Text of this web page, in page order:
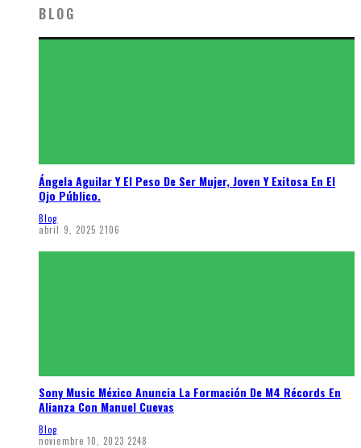
BLOG
Ángela Aguilar Y El Peso De Ser Mujer, Joven Y Exitosa En El
Ojo Público.
Blog
abril 9, 2025 2106
Sony Music México Anuncia La Formación De M4 Récords En
Alianza Con Manuel Cuevas
Blog
noviembre 10, 2023 2248